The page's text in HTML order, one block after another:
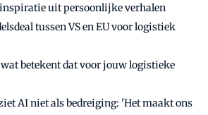
inspiratie uit persoonlijke verhalen
tussen VS en EU voor logistiek
betekent dat voor jouw logistieke
AI niet als bedreiging: 'Het maakt ons